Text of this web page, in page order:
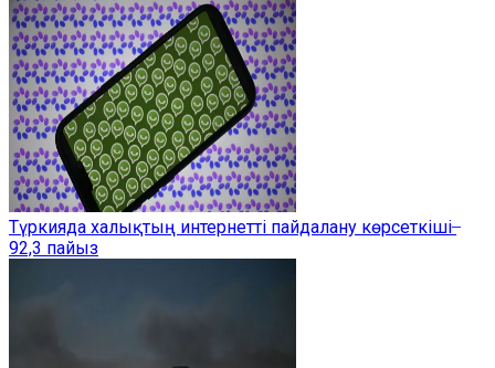
Түркияда халықтың интернетті пайдалану көрсеткіші ̶
92,3 пайыз